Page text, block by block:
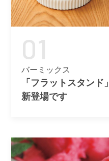
01
バーミックス
「フラットスタンド」
新登場です